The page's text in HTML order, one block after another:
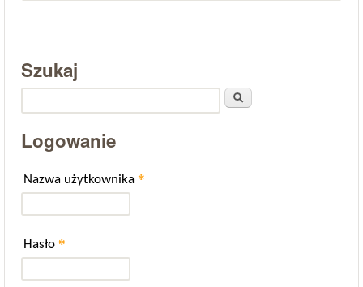
Szukaj
Logowanie
Nazwa użytkownika *
Hasło *